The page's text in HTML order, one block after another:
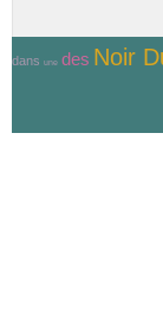
dans une des Noir